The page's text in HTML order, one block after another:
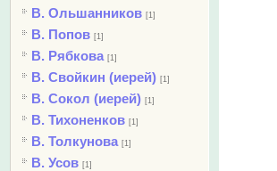
В. Ольшанников [1]
В. Попов [1]
В. Рябкова [1]
В. Свойкин (иерей) [1]
В. Сокол (иерей) [1]
В. Тихоненков [1]
В. Толкунова [1]
В. Усов [1]